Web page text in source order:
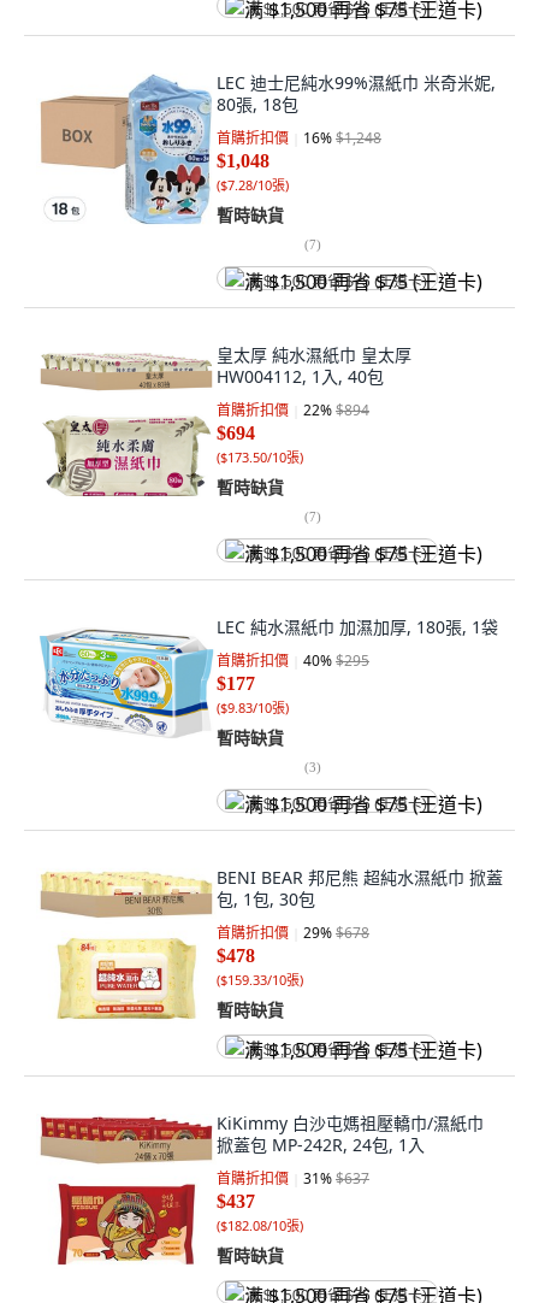
满 $1,500 再省 $75 (王道卡)
LEC 迪士尼純水99%濕紙巾 米奇米妮,
80張, 18包
首購折扣價 16%$1,248
$1,048
($7.28/10張)
暫時缺貨
(7)
满 $1,500 再省 $75 (王道卡)
皇太厚 純水濕紙巾 皇太厚
HW004112, 1入, 40包
首購折扣價 22%$894
$694
($173.50/10張)
暫時缺貨
(7)
满 $1,500 再省 $75 (王道卡)
LEC 純水濕紙巾 加濕加厚, 180張, 1袋
首購折扣價 40%$295
$177
($9.83/10張)
暫時缺貨
(3)
满 $1,500 再省 $75 (王道卡)
BENI BEAR 邦尼熊 超純水濕紙巾 掀蓋
包, 1包, 30包
首購折扣價 29%$678
$478
($159.33/10張)
暫時缺貨
满 $1,500 再省 $75 (王道卡)
KiKimmy 白沙屯媽祖壓轎巾/濕紙巾
掀蓋包 MP-242R, 24包, 1入
首購折扣價 31%$637
$437
($182.08/10張)
暫時缺貨
满 $1,500 再省 $75 (王道卡)